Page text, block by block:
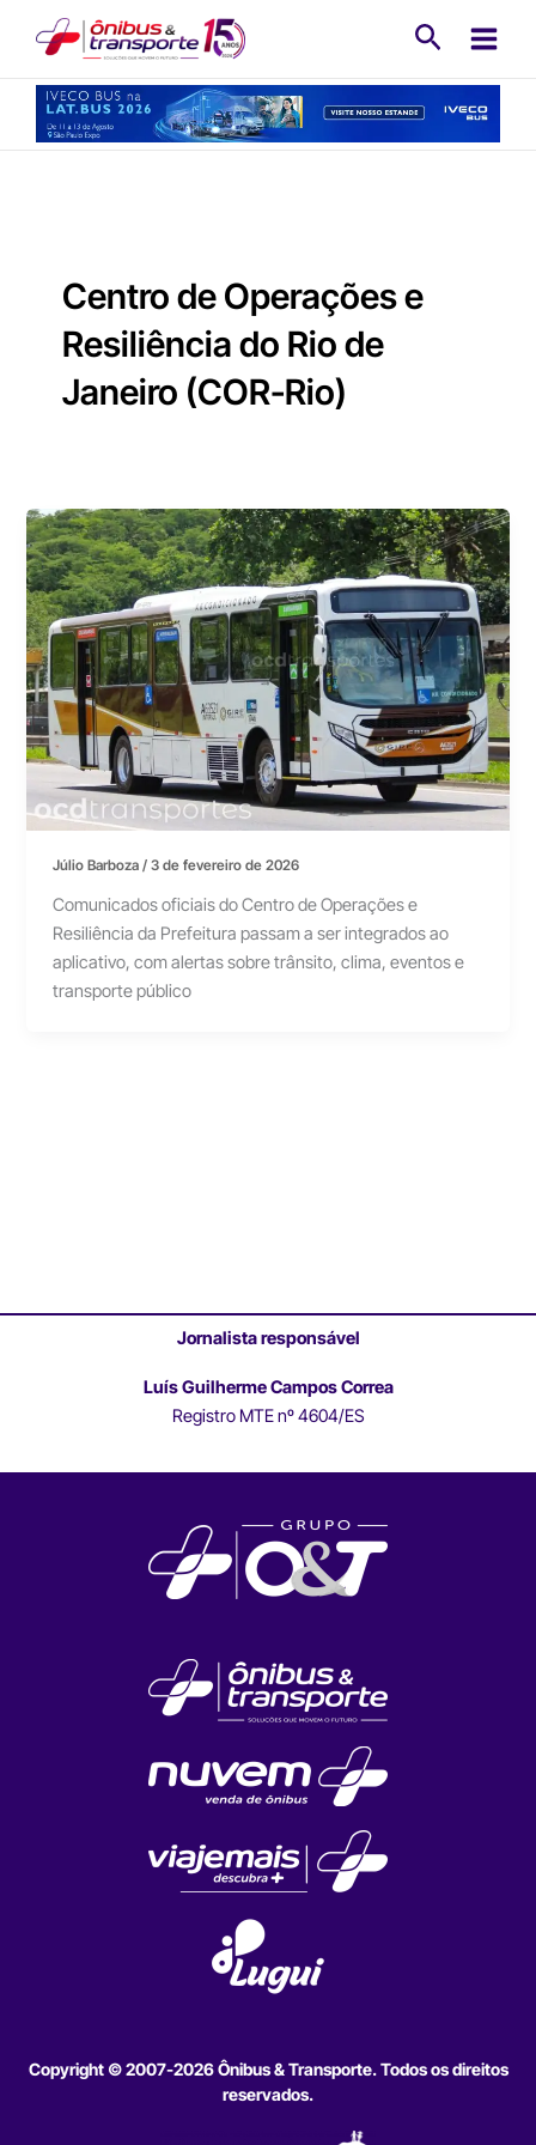
conteúdo
Centro de Operações e
Resiliência do Rio de
Janeiro (COR-Rio)
Júlio Barboza/3 de fevereiro de 2026
Comunicados oficiais do Centro de Operações e
Resiliência da Prefeitura passam a ser integrados ao
aplicativo, com alertas sobre trânsito, clima, eventos e
transporte público
Jornalista responsável
Luís Guilherme Campos Correa
Registro MTE nº 4604/ES
Copyright © 2007-2026 Ônibus & Transporte. Todos os direitos
reservados.